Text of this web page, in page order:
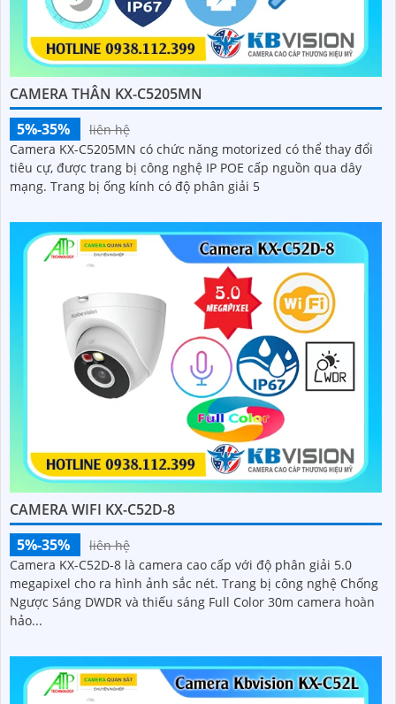
CAMERA THÂN KX-C5205MN
5%-35%
liên hệ
Camera KX-C5205MN có chức năng motorized có thể thay đổi
tiêu cự, được trang bị công nghệ IP POE cấp nguồn qua dây
mạng. Trang bị ống kính có độ phân giải 5
CAMERA WIFI KX-C52D-8
5%-35%
liên hệ
Camera KX-C52D-8 là camera cao cấp với độ phân giải 5.0
megapixel cho ra hình ảnh sắc nét. Trang bị công nghệ Chống
Ngược Sáng DWDR và thiếu sáng Full Color 30m camera hoàn
hảo...